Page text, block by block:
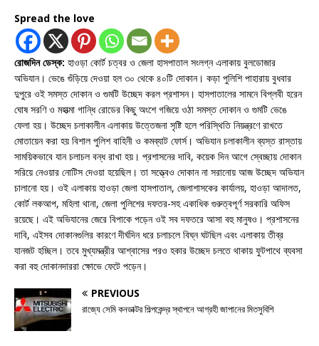
Spread the love
রোজদিন ডেস্ক: হাওড়া কোর্ট চত্বর ও জেলা হাসপাতাল সংলগ্ন এলাকায় বুলডোজার
অভিযান। ভেঙে গুঁড়িয়ে দেওয়া হল ৩০ থেকে ৪০টি দোকান। কড়া পুলিশি পাহারায় বুধবার
দুপুরে ওই সমস্ত দোকান ও গুমটি উচ্ছেদ করল প্রশাসন। হাসপাতালের সামনে বিপ্লবী হরেন
ঘোষ সরণি ও মহাত্মা গান্ধি রোডের কিছু অংশে গজিয়ে ওঠা সমস্ত দোকান ও গুমটি ভেঙে
ফেলা হয়। উচ্ছেদ চলাকালীন এলাকায় উত্তেজনা সৃষ্টি হলে পরিস্থিতি নিয়ন্ত্রণে রাখতে
মোতায়েন করা হয় বিশাল পুলিশ বাহিনী ও কমব্যাট ফোর্স। অভিযান চলাকালীন ব্যস্ত রাস্তায়
সাময়িকভাবে যান চলাচল বন্ধ রাখা হয়। প্রশাসনের দাবি, কয়েক দিন আগে স্বেচ্ছায় দোকান
সরিয়ে নেওয়ার নোটিস দেওয়া হয়েছিল। তা সত্ত্বেও দোকান না সরানোয় আজ উচ্ছেদ অভিযান
চালানো হয়। ওই এলাকায় হাওড়া জেলা হাসপাতাল, জেলাশাসকের কার্যালয়, হাওড়া আদালত,
কোর্ট লকআপ, মহিলা থানা, জেলা পুলিশের দফতর-সহ একাধিক গুরুত্বপূর্ণ সরকারি অফিস
রয়েছে। এই অভিযানের জেরে বিপাকে পড়েন ওই সব দফতরে আসা বহু মানুষও। প্রশাসনের
দাবি, এইসব দোকানগুলির কারণে দীর্ঘদিন ধরে চলাচলে বিঘ্ন ঘটছিল এবং এলাকায় তীব্র
যানজট হচ্ছিল। তবে মুখ্যমন্ত্রীর আশ্বাসের পরও হকার উচ্ছেদ চলতে থাকায় ফুটপাথে ব্যবসা
করা বহু দোকানদাররা ক্ষোভে ফেটে পড়েন।
PREVIOUS
রাজ্যে সেমি কনডাক্টর শিল্পকেন্দ্র স্থাপনে আগ্রহী জাপানের মিতসুবিশি